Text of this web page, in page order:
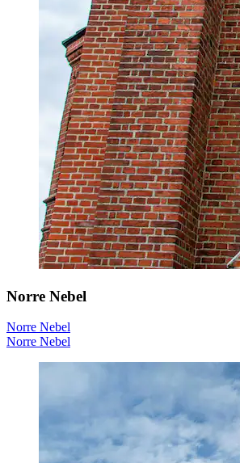
Norre Nebel
Norre Nebel
Norre Nebel